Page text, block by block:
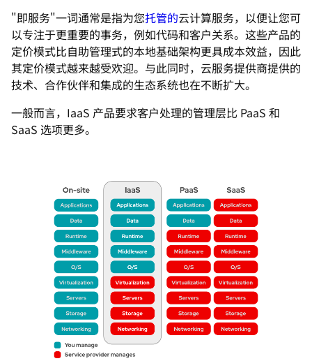
"即服务"一词通常是指为您托管的云计算服务，以便让您可
以专注于更重要的事务，例如代码和客户关系。这些产品的
定价模式比自助管理式的本地基础架构更具成本效益，因此
其定价模式越来越受欢迎。与此同时，云服务提供商提供的
技术、合作伙伴和集成的生态系统也在不断扩大。
一般而言，IaaS 产品要求客户处理的管理层比 PaaS 和
SaaS 选项更多。